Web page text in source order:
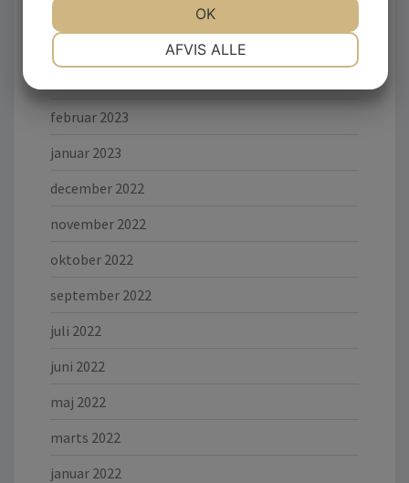
september 2023
april 2023
februar 2023
januar 2023
december 2022
november 2022
oktober 2022
september 2022
juli 2022
juni 2022
maj 2022
marts 2022
januar 2022
AFVIS ALLE
OK